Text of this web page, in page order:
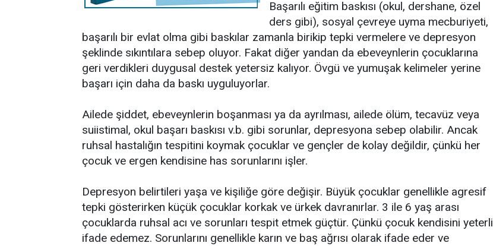
Başarılı eğitim baskısı (okul, dershane, özel
ders gibi), sosyal çevreye uyma mecburiyeti,
başarılı bir evlat olma gibi baskılar zamanla birikip tepki vermelere ve depresyon
şeklinde sıkıntılara sebep oluyor. Fakat diğer yandan da ebeveynlerin çocuklarına
geri verdikleri duygusal destek yetersiz kalıyor. Övgü ve yumuşak kelimeler yerine
başarı için daha da baskı uyguluyorlar.
Ailede şiddet, ebeveynlerin boşanması ya da ayrılması, ailede ölüm, tecavüz veya
suiistimal, okul başarı baskısı v.b. gibi sorunlar, depresyona sebep olabilir. Ancak
ruhsal hastalığın tespitini koymak çocuklar ve gençler de kolay değildir, çünkü her
çocuk ve ergen kendisine has sorunlarını işler.
Depresyon belirtileri yaşa ve kişiliğe göre değişir. Büyük çocuklar genellikle agresif
tepki gösterirken küçük çocuklar korkak ve ürkek davranırlar. 3 ile 6 yaş arası
çocuklarda ruhsal acı ve sorunları tespit etmek güçtür. Çünkü çocuk kendisini yeterli
ifade edemez. Sorunlarını genellikle karın ve baş ağrısı olarak ifade eder ve